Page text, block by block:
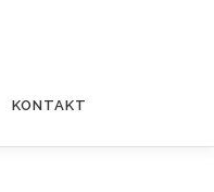
KONTAKT